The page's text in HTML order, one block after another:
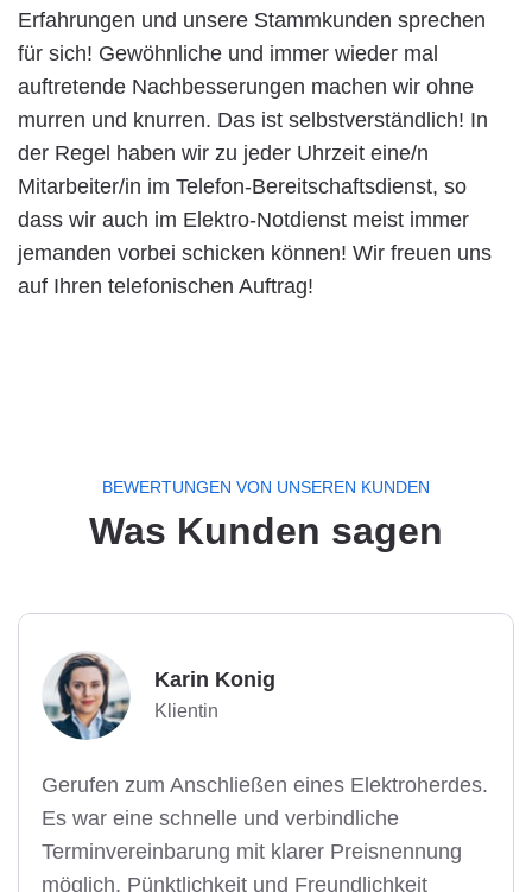
Erfahrungen und unsere Stammkunden sprechen
für sich! Gewöhnliche und immer wieder mal
auftretende Nachbesserungen machen wir ohne
murren und knurren. Das ist selbstverständlich! In
der Regel haben wir zu jeder Uhrzeit eine/n
Mitarbeiter/in im Telefon-Bereitschaftsdienst, so
dass wir auch im Elektro-Notdienst meist immer
jemanden vorbei schicken können! Wir freuen uns
auf Ihren telefonischen Auftrag!
BEWERTUNGEN VON UNSEREN KUNDEN
Was Kunden sagen
Karin Konig
Klientin
Gerufen zum Anschließen eines Elektroherdes.
Es war eine schnelle und verbindliche
Terminvereinbarung mit klarer Preisnennung
möglich. Pünktlichkeit und Freundlichkeit